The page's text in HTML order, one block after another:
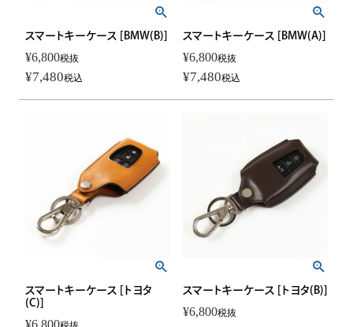
スマートキーケース [BMW(B)]
¥6,800税抜
¥7,480税込
スマートキーケース [BMW(A)]
¥6,800税抜
¥7,480税込
スマートキーケース [トヨタ
(C)]
¥6,800
スマートキーケース [トヨタ(B)]
¥6,800税抜